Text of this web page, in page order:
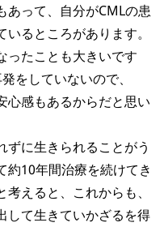
あって、自分がCMLの患
るところがあります。
ったことも大きいです
をしていないので、
心感もあるからだと思い
ずに生きられることがう
約10年間治療を続けてき
えると、これからも、
して生きていかざるを得